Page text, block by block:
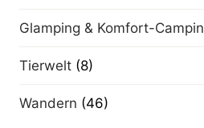
Glamping & Komfort-
Tierwelt (8)
Wandern (46)